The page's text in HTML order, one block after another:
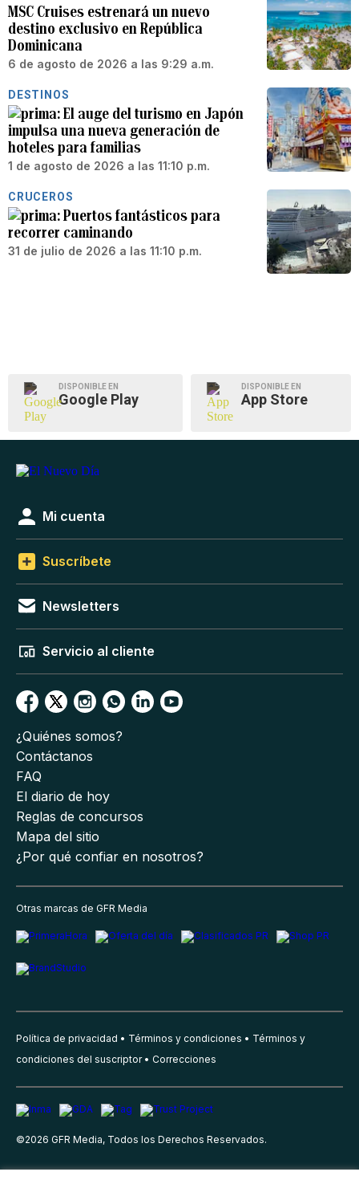
MSC Cruises estrenará un nuevo
destino exclusivo en República
Dominicana
6 de agosto de 2026 a las 9:29 a.m.
DESTINOS
El auge del turismo en Japón
impulsa una nueva generación de
hoteles para familias
1 de agosto de 2026 a las 11:10 p.m.
CRUCEROS
Puertos fantásticos para
recorrer caminando
31 de julio de 2026 a las 11:10 p.m.
DISPONIBLE EN
Google Play
DISPONIBLE EN
App Store
Mi cuenta
Suscríbete
Newsletters
Servicio al cliente
¿Quiénes somos?
Contáctanos
FAQ
El diario de hoy
Reglas de concursos
Mapa del sitio
¿Por qué confiar en nosotros?
Otras marcas de GFR Media
Política de privacidad Términos y condiciones
Términos y
condiciones del suscriptor
Correcciones
©2026 GFR Media, Todos los Derechos Reservados.